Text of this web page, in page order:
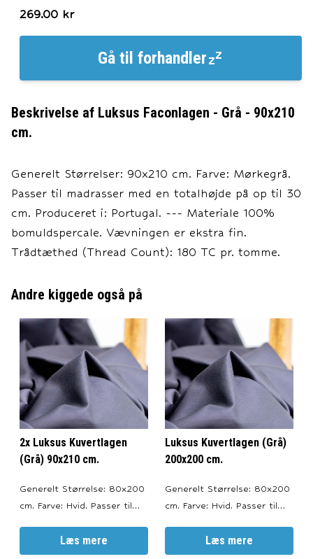
269.00 kr
Gå til forhandler
Beskrivelse af Luksus Faconlagen - Grå - 90x210
cm.
Generelt Størrelser: 90x210 cm. Farve: Mørkegrå.
Passer til madrasser med en totalhøjde på op til 30
cm. Produceret i: Portugal. --- Materiale 100%
bomuldspercale. Vævningen er ekstra fin.
Trådtæthed (Thread Count): 180 TC pr. tomme.
Andre kiggede også på
2x Luksus Kuvertlagen
(Grå) 90x210 cm.
Generelt Størrelse: 80x200
cm. Farve: Hvid. Passer til
på 6-10 cm. --- Materiale
100% bomuldssatin.
Læs mere
Luksus Kuvertlagen (Grå)
200x200 cm.
Generelt Størrelse: 80x200
cm. Farve: Hvid. Passer til
på 6-10 cm. --- Materiale
100% bomuldssatin.
Læs mere